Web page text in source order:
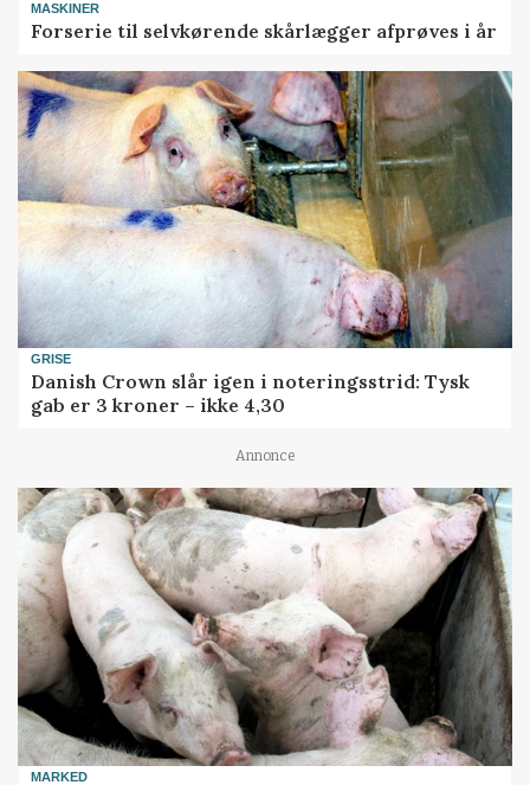
MASKINER
Forserie til selvkørende skårlægger afprøves i år
GRISE
Danish Crown slår igen i noteringsstrid: Tysk
gab er 3 kroner – ikke 4,30
Annonce
MARKED